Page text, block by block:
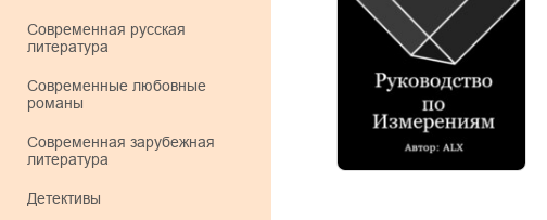
современная русская
литература
современные любовные
романы
современная зарубежная
литература
детективы